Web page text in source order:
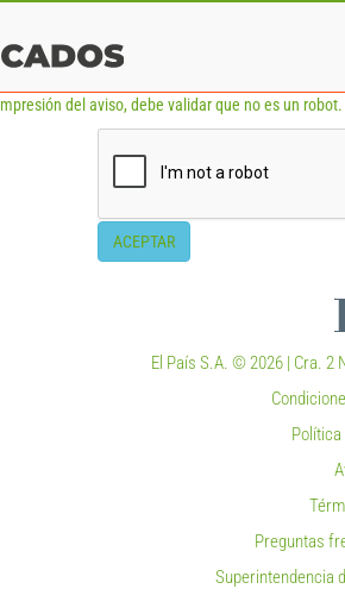
del aviso, debe validar que no es un
ACEPTAR
El País S.A. © 2026 | Cra. 2
Preguntas
Superintendencia